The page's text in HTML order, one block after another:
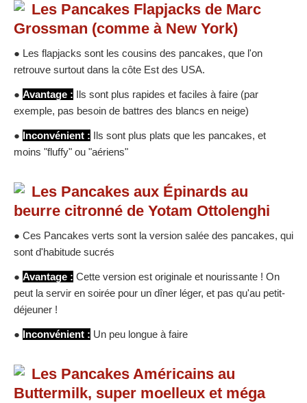
Les Pancakes Flapjacks de Marc
Grossman (comme à New York)
● Les flapjacks sont les cousins des pancakes, que l'on
retrouve surtout dans la côte Est des USA.
● Avantage : Ils sont plus rapides et faciles à faire (par
exemple, pas besoin de battres des blancs en neige)
● Inconvénient : Ils sont plus plats que les pancakes, et
moins "fluffy" ou "aériens"
Les Pancakes aux Épinards au
beurre citronné de Yotam Ottolenghi
● Ces Pancakes verts sont la version salée des pancakes, qui
sont d'habitude sucrés
● Avantage : Cette version est originale et nourissante ! On
peut la servir en soirée pour un dîner léger, et pas qu'au petit-
déjeuner !
● Inconvénient : Un peu longue à faire
Les Pancakes Américains au
Buttermilk, super moelleux et méga